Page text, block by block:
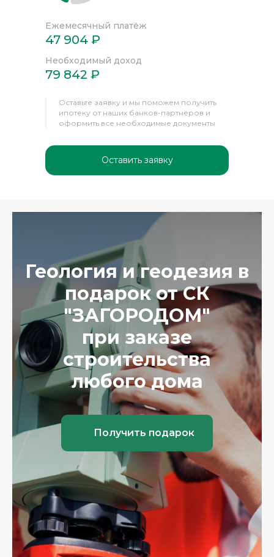
Ежемесячный платёж
47 904 ₽
Необходимый доход
79 842 ₽
Оставьте заявку и мы поможем получить
ипотеку от наших банков-партнёров и
оформить все необходимые документы
Оставить заявку
Геология и геодезия в
подарок от СК
"ЗАГОРОДОМ"
при заказе
строительства
любого дома
Получить подарок